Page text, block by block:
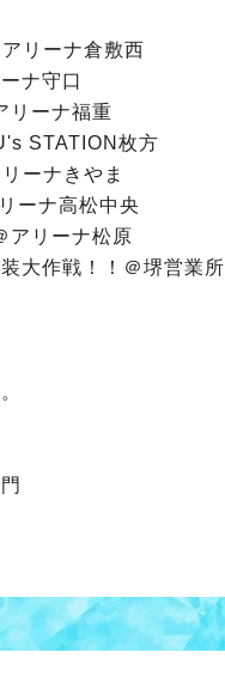
リーナ倉敷西
ナ守口
リーナ福重
STATION枚方
ーナきやま
ーナ高松中央
リーナ松原
大作戦！！＠堺営業所